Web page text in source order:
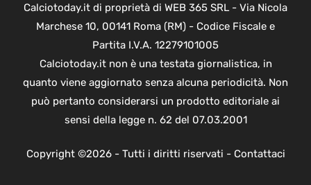
Calciotoday.it di proprietà di WEB 365 SRL - Via Nicola
Marchese 10, 00141 Roma (RM) - Codice Fiscale e
Partita I.V.A. 12279101005
Calciotoday.it non è una testata giornalistica, in
quanto viene aggiornato senza alcuna periodicità. Non
può pertanto considerarsi un prodotto editoriale ai
sensi della legge n. 62 del 07.03.2001
Copyright ©2026 - Tutti i diritti riservati - Contattaci